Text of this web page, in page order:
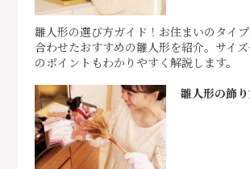
雛人形の選び方ガイド！お住まいのタイ
合わせたおすすめの雛人形を紹介。サイ
のポイントもわかりやすく解説します。
雛人形の飾